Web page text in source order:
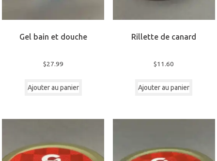
Gel bain et douche
$27.99
Ajouter au panier
Rillette de canard
$11.60
Ajouter au panier